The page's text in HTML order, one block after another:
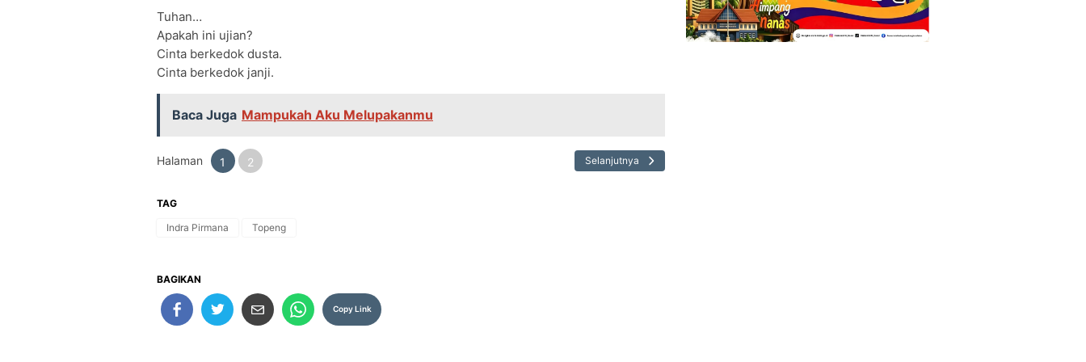
Tuhan…
Apakah ini ujian?
Cinta berkedok dusta.
Cinta berkedok janji.
Baca Juga Mampukah Aku Melupakanmu
Halaman 1 2 Selanjutnya
TAG
Indra Pirmana
Topeng
BAGIKAN
Copy Link